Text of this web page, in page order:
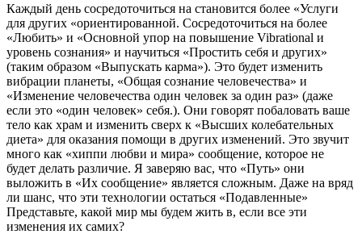
Каждый день сосредоточиться на становится более «Услуги
для других «ориентированной. Сосредоточиться на более
«Любить» и «Основной упор на повышение Vibrational и
уровень сознания» и научиться «Простить себя и других»
(таким образом «Выпускать карма»). Это будет изменить
вибрации планеты, «Общая сознание человечества» и
«Изменение человечества один человек за один раз» (даже
если это «один человек» себя.). Они говорят побаловать ваше
тело как храм и изменить сверх к «Высших колебательных
диета» для оказания помощи в других изменений. Это звучит
много как «хиппи любви и мира» сообщение, которое не
будет делать различие. Я заверяю вас, что «Путь» они
выложить в «Их сообщение» является сложным. Даже на вряд
ли шанс, что эти технологии остаться «Подавленные»
Представьте, какой мир мы будем жить в, если все эти
изменения их самих?